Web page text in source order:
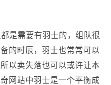
是需要有羽士的，组队很
的时辰，羽士也常常可以
以卖失落也可以或许让本
网站中羽士是一个平衡成